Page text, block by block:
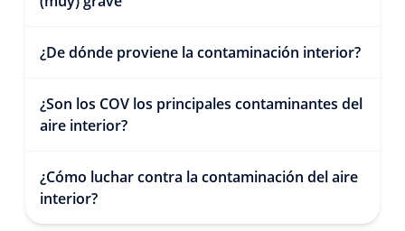
¿De dónde proviene la contaminación interior?
¿Son los COV los principales contaminantes del
aire interior?
¿Cómo luchar contra la contaminación del aire
interior?